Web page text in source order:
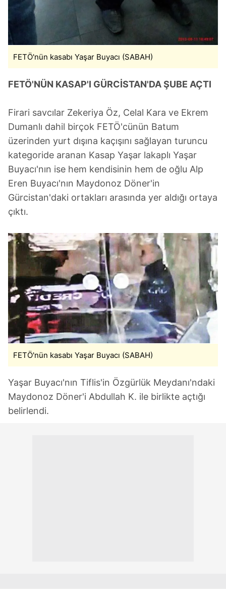
FETÖ'nün kasabı Yaşar Buyacı (SABAH)
FETÖ'NÜN KASAP'I GÜRCİSTAN'DA ŞUBE AÇTI
Firari savcılar Zekeriya Öz, Celal Kara ve Ekrem
Dumanlı dahil birçok FETÖ'cünün Batum
üzerinden yurt dışına kaçışını sağlayan turuncu
kategoride aranan Kasap Yaşar lakaplı Yaşar
Buyacı'nın ise hem kendisinin hem de oğlu Alp
Eren Buyacı'nın Maydonoz Döner'in
Gürcistan'daki ortakları arasında yer aldığı ortaya
çıktı.
FETÖ'nün kasabı Yaşar Buyacı (SABAH)
Yaşar Buyacı'nın Tiflis'in Özgürlük Meydanı'ndaki
Maydonoz Döner'i Abdullah K. ile birlikte açtığı
belirlendi.